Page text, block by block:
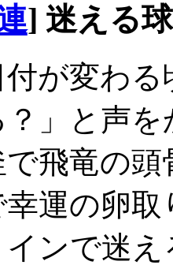
] 迷える
付が変わ
？」と声
で飛竜の頭
幸運の卵取
インで迷